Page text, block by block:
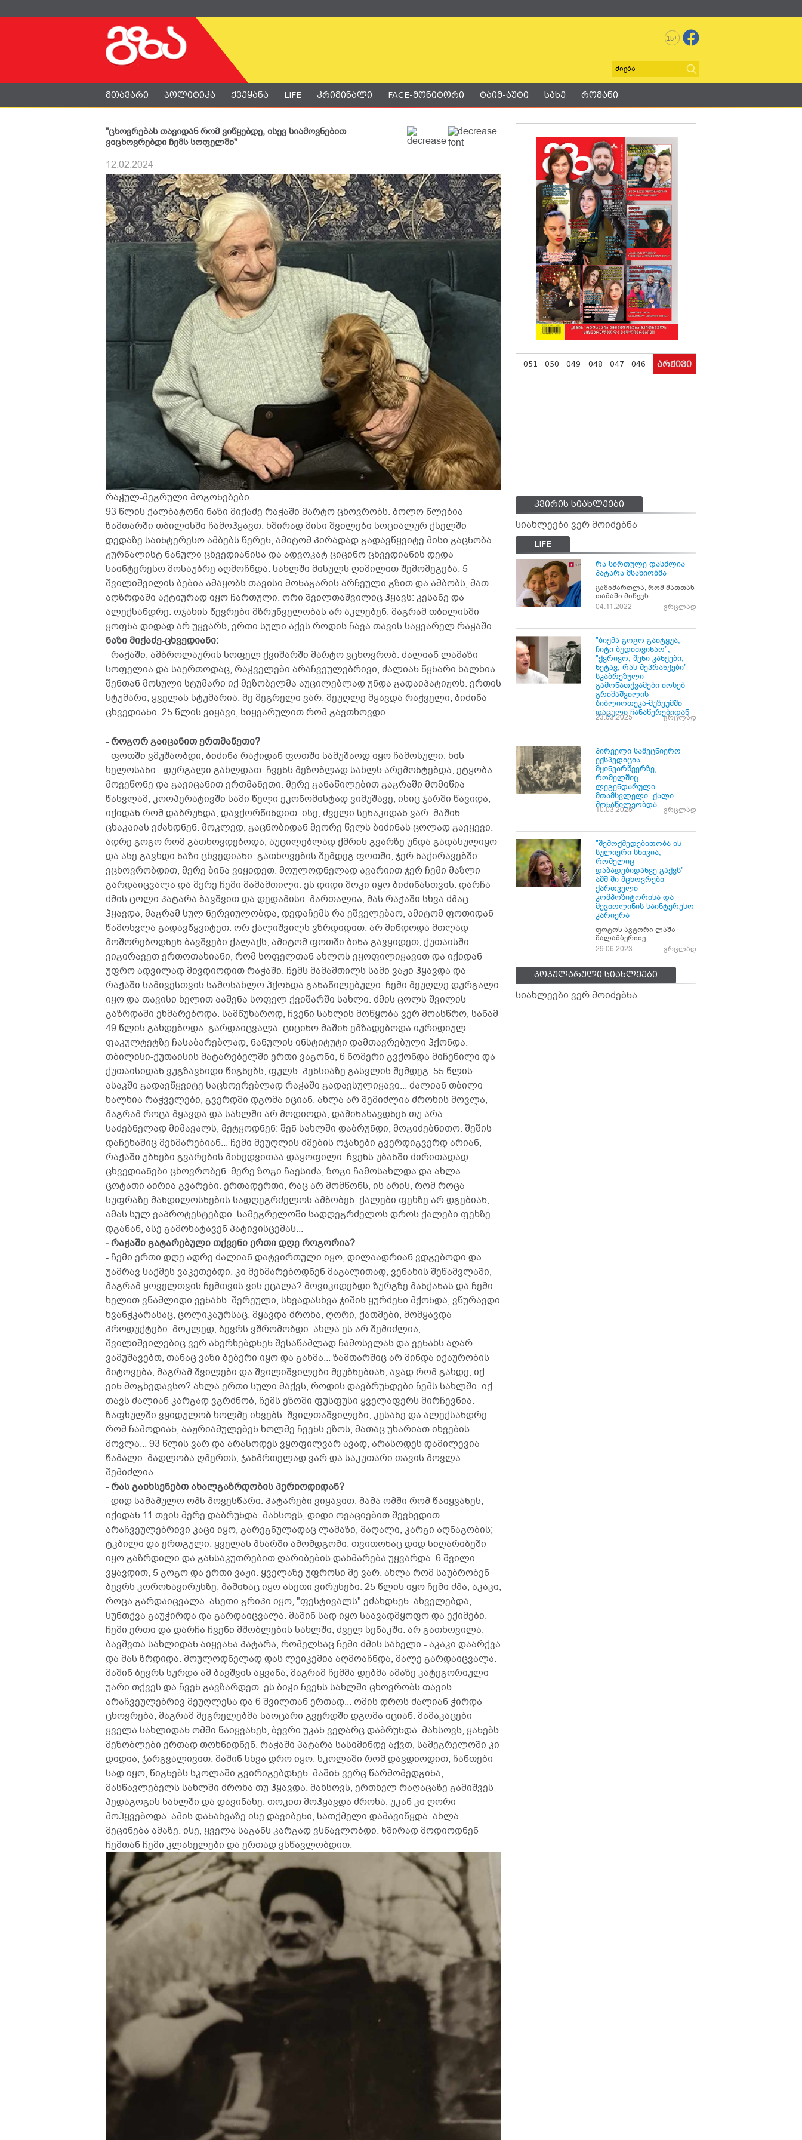
15+
მთავარი პოლიტიკა ქვეყანა LIFE კრიმინალი FACE-მონიტორი ტაიმ-აუტი სახე რომანი
"ცხოვრებას თავიდან რომ ვიწყებდე, ისევ სიამოვნებით
ვიცხოვრებდი ჩემს სოფელში"
12.02.2024
რაჭულ-მეგრული მოგონებები
93 წლის ქალბატონი ნაზი მიქაძე რაჭაში მარტო ცხოვრობს. ბოლო წლებია
ზამთარში თბილისში ჩამოჰყავთ. ხშირად მისი შვილები სოციალურ ქსელში
დედაზე საინტერესო ამბებს წერენ, ამიტომ პირადად გადავწყვიტე მისი გაცნობა.
ჟურნალისტ ნანული ცხვედიანისა და ადვოკატ ციცინო ცხვედიანის დედა
საინტერესო მოსაუბრე აღმოჩნდა. სახლში მისულს ღიმილით შემომეგება. 5
შვილიშვილის ბებია ამაყობს თავისი მონაგარის არჩეული გზით და ამბობს, მათ
აღზრდაში აქტიურად იყო ჩართული. ორი შვილთაშვილიც ჰყავს: კესანე და
ალექსანდრე. ოჯახის წევრები მზრუნველობას არ აკლებენ, მაგრამ თბილისში
ყოფნა დიდად არ უყვარს, ერთი სული აქვს როდის ჩავა თავის საყვარელ რაჭაში.
ნაზი მიქაძე-ცხვედიანი:
- რაჭაში, ამბროლაურის სოფელ ქვიშარში მარტო ვცხოვრობ. ძალიან ლამაზი
სოფელია და საერთოდაც, რაჭველები არაჩვეულებრივი, ძალიან წყნარი ხალხია.
შენთან მოსული სტუმარი იქ მეზობელმა აუცილებლად უნდა გადაიპატიჟოს. ერთის
სტუმარი, ყველას სტუმარია. მე მეგრელი ვარ, მეუღლე მყავდა რაჭველი, ბიძინა
ცხვედიანი. 25 წლის ვიყავი, სიყვარულით რომ გავთხოვდი.
- როგორ გაიცანით ერთმანეთი?
- ფოთში ვმუშაობდი, ბიძინა რაჭიდან ფოთში სამუშაოდ იყო ჩამოსული, ხის
ხელოსანი - დურგალი გახლდათ. ჩვენს მეზობლად სახლს არემონტებდა, ეტყობა
მოვეწონე და გავიცანით ერთმანეთი. მერე განაწილებით გაგრაში მომიწია
წასვლამ, კოოპერატივში სამი წელი ეკონომისტად ვიმუშავე, ისიც ჯარში წავიდა,
იქიდან რომ დაბრუნდა, დავქორწინდით. ისე, ძველი სენაკიდან ვარ, მაშინ
ცხაკაიას ეძახდნენ. მოკლედ, გაცნობიდან მეორე წელს ბიძინას ცოლად გავყევი.
ადრე გოგო რომ გათხოვდებოდა, აუცილებლად ქმრის გვარზე უნდა გადასულიყო
და ასე გავხდი ნაზი ცხვედიანი. გათხოვების შემდეგ ფოთში, ჯერ ნაქირავებში
ვცხოვრობდით, მერე ბინა ვიყიდეთ. მოულოდნელად ავარიით ჯერ ჩემი მაზლი
გარდაიცვალა და მერე ჩემი მამამთილი. ეს დიდი შოკი იყო ბიძინასთვის. დარჩა
ძმის ცოლი პატარა ბავშვით და დედამისი. მართალია, მას რაჭაში სხვა ძმაც
ჰყავდა, მაგრამ სულ ნერვიულობდა, დედაჩემს რა ეშველებაო, ამიტომ ფოთიდან
წამოსვლა გადავწყვიტეთ. ორ ქალიშვილს ვზრდიდით. არ მინდოდა მთლად
მოშორებოდნენ ბავშვები ქალაქს, ამიტომ ფოთში ბინა გავყიდეთ, ქუთაისში
ვიგირავეთ ერთოთახიანი, რომ სოფელთან ახლოს ვყოფილიყავით და იქიდან
უფრო ადვილად მივდიოდით რაჭაში. ჩემს მამამთილს სამი ვაჟი ჰყავდა და
რაჭაში სამივესთვის სამოსახლო ჰქონდა განაწილებული. ჩემი მეუღლე დურგალი
იყო და თავისი ხელით ააშენა სოფელ ქვიშარში სახლი. ძმის ცოლს შვილის
გაზრდაში ეხმარებოდა. სამწუხაროდ, ჩვენი სახლის მოწყობა ვერ მოასწრო, სანამ
49 წლის გახდებოდა, გარდაიცვალა. ციცინო მაშინ ემზადებოდა იურიდიულ
ფაკულტეტზე ჩასაბარებლად, ნანულის ინსტიტუტი დამთავრებული ჰქონდა.
თბილისი-ქუთაისის მატარებელში ერთი ვაგონი, 6 ნომერი გვქონდა მიჩენილი და
ქუთაისიდან ვუგზავნიდი წიგნებს, ფულს. პენსიაზე გასვლის შემდეგ, 55 წლის
ასაკში გადავწყვიტე საცხოვრებლად რაჭაში გადავსულიყავი... ძალიან თბილი
ხალხია რაჭველები, გვერდში დგომა იციან. ახლა არ შემიძლია ძროხის მოვლა,
მაგრამ როცა მყავდა და სახლში არ მოდიოდა, დამინახავდნენ თუ არა
საძებნელად მიმავალს, მეტყოდნენ: შენ სახლში დაბრუნდი, მოგიძებნითო. შეშის
დაჩეხაშიც მეხმარებიან... ჩემი მეუღლის ძმების ოჯახები გვერდიგვერდ არიან,
რაჭაში უბნები გვარების მიხედვითაა დაყოფილი. ჩვენს უბანში ძირითადად,
ცხვედიანები ცხოვრობენ. მერე ზოგი ჩაესიძა, ზოგი ჩამოსახლდა და ახლა
ცოტათი აირია გვარები. ერთადერთი, რაც არ მომწონს, ის არის, რომ როცა
სუფრაზე მანდილოსნების სადღეგრძელოს ამბობენ, ქალები ფეხზე არ დგებიან,
ამას სულ ვაპროტესტებდი. სამეგრელოში სადღეგრძელოს დროს ქალები ფეხზე
დგანან, ასე გამოხატავენ პატივისცემას...
- რაჭაში გატარებული თქვენი ერთი დღე როგორია?
- ჩემი ერთი დღე ადრე ძალიან დატვირთული იყო, დილაადრიან ვდგებოდი და
უამრავ საქმეს ვაკეთებდი. კი მეხმარებოდნენ მაგალითად, ვენახის შეწამვლაში,
მაგრამ ყოველთვის ჩემთვის ვის ეცალა? მოვიკიდებდი ზურგზე მანქანას და ჩემი
ხელით ვწამლიდი ვენახს. შერეული, სხვადასხვა ჯიშის ყურძენი მქონდა, ვწურავდი
ხვანჭკარასაც, ცოლიკაურსაც. მყავდა ძროხა, ღორი, ქათმები, მომყავდა
პროდუქტები. მოკლედ, ბევრს ვშრომობდი. ახლა ეს არ შემიძლია,
შვილიშვილებიც ვერ ახერხებდნენ შესაწამლად ჩამოსვლას და ვენახს აღარ
ვამუშავებთ, თანაც ვაზი ბებერი იყო და გახმა... ზამთარშიც არ მინდა იქაურობის
მიტოვება, მაგრამ შვილები და შვილიშვილები მეუბნებიან, ავად რომ გახდე, იქ
ვინ მოგხედავსო? ახლა ერთი სული მაქვს, როდის დავბრუნდები ჩემს სახლში. იქ
თავს ძალიან კარგად ვგრძნობ, ჩემს ეზოში ფუსფუსი ყველაფერს მირჩევნია.
ზაფხულში ვყიდულობ ხოლმე იხვებს. შვილთაშვილები, კესანე და ალექსანდრე
რომ ჩამოდიან, ააჟრიამულებენ ხოლმე ჩვენს ეზოს, მათაც უხარიათ იხვების
მოვლა... 93 წლის ვარ და არასოდეს ვყოფილვარ ავად, არასოდეს დამილევია
წამალი. მადლობა ღმერთს, ჯანმრთელად ვარ და საკუთარი თავის მოვლა
შემიძლია.
- რას გაიხსენებთ ახალგაზრდობის პერიოდიდან?
- დიდ სამამულო ომს მოვესწარი. პატარები ვიყავით, მამა ომში რომ წაიყვანეს,
იქიდან 11 თვის მერე დაბრუნდა. მახსოვს, დიდი ოვაციებით შევხვდით.
არაჩვეულებრივი კაცი იყო, გარეგნულადაც ლამაზი, მაღალი, კარგი აღნაგობის;
ტკბილი და ერთგული, ყველას მხარში ამომდგომი. თვითონაც დიდ სიღარიბეში
იყო გაზრდილი და განსაკუთრებით ღარიბების დახმარება უყვარდა. 6 შვილი
ვყავდით, 5 გოგო და ერთი ვაჟი. ყველაზე უფროსი მე ვარ. ახლა რომ საუბრობენ
ბევრს კორონავირუსზე, მაშინაც იყო ასეთი ვირუსები. 25 წლის იყო ჩემი ძმა, აკაკი,
როცა გარდაიცვალა. ასეთი გრიპი იყო, "ფესტივალს" ეძახდნენ. ახველებდა,
სუნთქვა გაუჭირდა და გარდაიცვალა. მაშინ სად იყო საავადმყოფო და ექიმები.
ჩემი ერთი და დარჩა ჩვენი მშობლების სახლში, ძველ სენაკში. არ გათხოვილა,
ბავშვთა სახლიდან აიყვანა პატარა, რომელსაც ჩემი ძმის სახელი - აკაკი დაარქვა
და მას ზრდიდა. მოულოდნელად დას ლეიკემია აღმოაჩნდა, მალე გარდაიცვალა.
მაშინ ბევრს სურდა ამ ბავშვის აყვანა, მაგრამ ჩემმა დებმა ამაზე კატეგორიული
უარი თქვეს და ჩვენ გავზარდეთ. ეს ბიჭი ჩვენს სახლში ცხოვრობს თავის
არაჩვეულებრივ მეუღლესა და 6 შვილთან ერთად... ომის დროს ძალიან ჭირდა
ცხოვრება, მაგრამ მეგრელებმა საოცარი გვერდში დგომა იციან. მამაკაცები
ყველა სახლიდან ომში წაიყვანეს, ბევრი უკან ვეღარც დაბრუნდა. მახსოვს, ყანებს
მეზობლები ერთად თოხნიდნენ. რაჭაში პატარა სასიმინდე აქვთ, სამეგრელოში კი
დიდია, ჯარგვალივით. მაშინ სხვა დრო იყო. სკოლაში რომ დავდიოდით, ჩანთები
სად იყო, წიგნებს სკოლაში გვირიგებდნენ. მაშინ ვერც წარმომედგინა,
მასწავლებელს სახლში ძროხა თუ ჰყავდა. მახსოვს, ერთხელ რაღაცაზე გამიშვეს
პედაგოგის სახლში და დავინახე, თოკით მოჰყავდა ძროხა, უკან კი ღორი
მოჰყვებოდა. ამის დანახვაზე ისე დავიბენი, სათქმელი დამავიწყდა. ახლა
მეცინება ამაზე. ისე, ყველა საგანს კარგად ვსწავლობდი. ხშირად მოდიოდნენ
ჩემთან ჩემი კლასელები და ერთად ვსწავლობდით.
051 050 049 048 047 046 არქივი
კვირის სიახლეები
სიახლეები ვერ მოიძებნა
LIFE
რა სირთულე დასძლია
პატარა მსახიობმა
გამიმართლა, რომ მათთან
თამაში მიწევს...
04.11.2022
ვრცლად
"ბიჭმა გოგო გაიტყუა,
ჩიტი ბუდითვინაო",
"ქვრივო, შენი კანჭები,
ნეტავ, რას მეპრანჭები" -
სკაბრეზული
გამონათქვამები იოსებ
გრიშაშვილის
ბიბლიოთეკა-მუზეუმში
დაცული ჩანაწერებიდან
23.03.2025 ვრცლად
პირველი სამეცნიერო
ექსპედიცია
მყინვარწვერზე,
რომელშიც
ლეგენდარული
მთამსვლელი ქალი
მონაწილეობდა
10.03.2025 ვრცლად
"შემოქმედებითობა ის
სულიერი სხივია,
რომელიც
დაბადებიდანვე გაქვს" -
აშშ-ში მცხოვრები
ქართველი
კომპოზიტორისა და
მევიოლინის საინტერესო
კარიერა
ფოტოს ავტორი ლაშა
შალამბერიძე...
29.06.2023
ვრცლად
პოპულარული სიახლეები
სიახლეები ვერ მოიძებნა